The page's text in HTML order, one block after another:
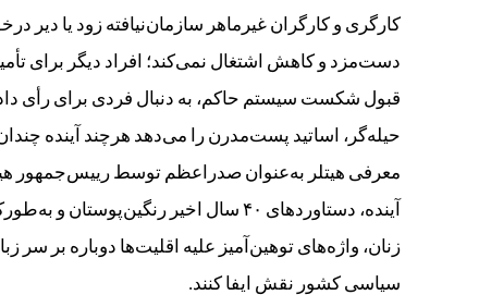
کارگری و کارگران غیرماهر سازمان‌نیافته زود یا دیر
دست‌مزد و کاهش اشتغال نمی‌کند؛ افراد دیگر برای
قبول شکست سیستم حاکم، به دنبال فردی برای رأی
معرفی هیتلر به‌عنوان صدراعظم توسط رییس‌جمهور
آینده، دستاوردهای ۴۰ سال اخیر
زنان، واژه‌های توهین‌آمیز علیه اقلیت‌ها دوباره بر سر
سیاسی کشور نقش ایفا کنند.